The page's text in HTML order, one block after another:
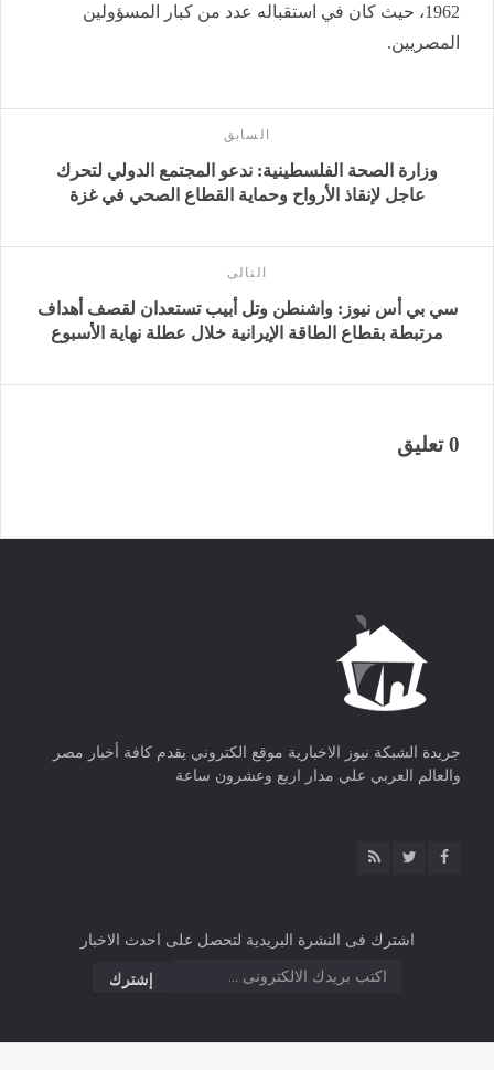
1962، حيث كان في استقباله عدد من كبار المسؤولين
المصريين.
السابق
وزارة الصحة الفلسطينية: ندعو المجتمع الدولي لتحرك
عاجل لإنقاذ الأرواح وحماية القطاع الصحي في غزة
التالى
سي بي أس نيوز: واشنطن وتل أبيب تستعدان لقصف أهداف
مرتبطة بقطاع الطاقة الإيرانية خلال عطلة نهاية الأسبوع
0 تعليق
جريدة الشبكة نيوز الاخبارية موقع الكتروني يقدم كافة أخبار مصر
والعالم العربي علي مدار اربع وعشرون ساعة
اشترك فى النشرة البريدية لتحصل على احدث الاخبار